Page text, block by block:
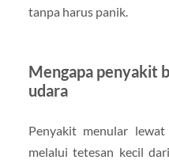
tanpa harus panik.
Mengapa penyakit
udara
Penyakit menular
melalui tetesan kecil